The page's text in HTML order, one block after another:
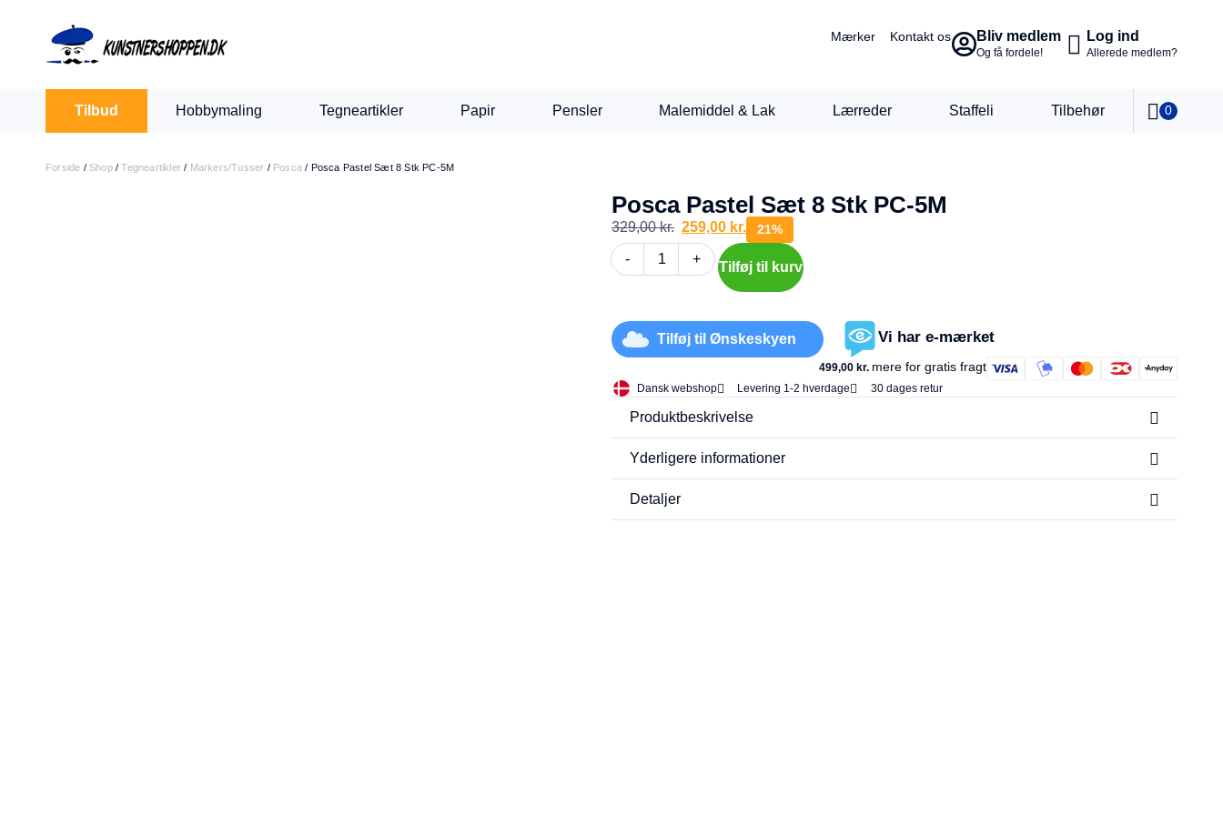
Mærker Kontakt os Bliv medlem
Og få fordele!
Log ind
Allerede medlem?
Tilbud Hobbymaling Tegneartikler Papir Pensler Malemiddel & Lak Lærreder Staffeli Tilbehør 0
Indkøbskurv
Din kurv er tom.
Forside / Shop/Tegneartikler / Markers/Tusser / Posca / Posca Pastel Sæt 8 Stk PC-5M
Posca Pastel Sæt 8 Stk PC-5M
329,00kr. 259,00 kr. 21%
- +
Tilføj til kurv
Tilføj til Ønskeskyen Vi har e-mærket
499,00 kr. mere for gratis fragt
Dansk webshop Levering 1-2 hverdage 30 dages retur
Produktbeskrivelse
Yderligere informationer
Detaljer